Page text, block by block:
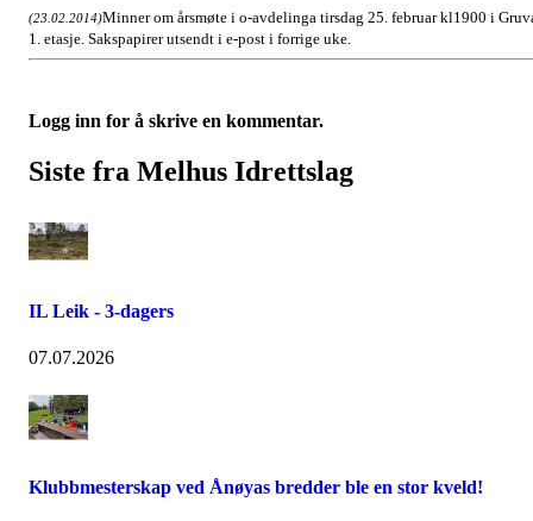
(23.02.2014)Minner om årsmøte i o-avdelinga tirsdag 25. februar kl1900 i
1. etasje. Sakspapirer utsendt i e-post i forrige uke.
Logg inn for å skrive en kommentar.
Siste fra Melhus Idrettslag
IL Leik - 3-dagers
07.07.2026
Klubbmesterskap ved Ånøyas bredder ble en stor kveld!